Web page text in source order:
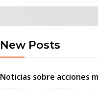
New Posts
Noticias sobre acciones